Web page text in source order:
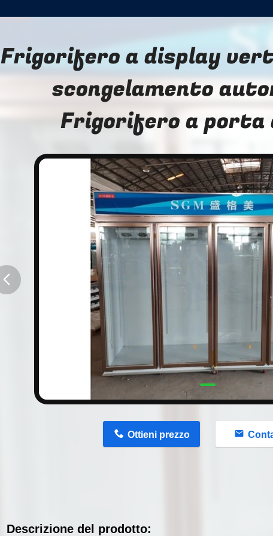
Frigorifero a display
scongelamento
Frigorifero a porta
Ottieni prezzo
Descrizione del prodotto: